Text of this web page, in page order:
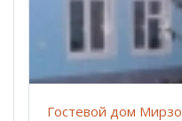
Гостевой дом Мирзо